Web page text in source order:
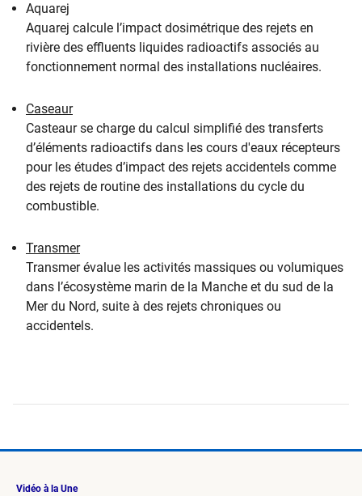
Aquarej
Aquarej calcule l’impact dosimétrique des rejets en
rivière des effluents liquides radioactifs associés au
fonctionnement normal des installations nucléaires.
Caseaur
Casteaur se charge du calcul simplifié des transferts
d’éléments radioactifs dans les cours d'eaux récepteurs
pour les études d’impact des rejets accidentels comme
des rejets de routine des installations du cycle du
combustible.
Transmer
Transmer évalue les activités massiques ou volumiques
dans l’écosystème marin de la Manche et du sud de la
Mer du Nord, suite à des rejets chroniques ou
accidentels.
Vidéo à la Une